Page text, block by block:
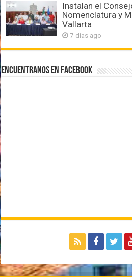
Instalan el
Nomenclatura y
Vallarta
7 días ago
Encuentranos en Facebook